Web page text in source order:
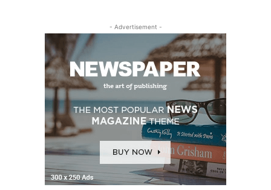
- Advertisement -